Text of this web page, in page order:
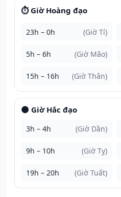
⏱️ Giờ Hoàng đạo
23h – 0h (Giờ Tí)
5h – 6h (Giờ Mão)
15h – 16h (Giờ Thân)
🌑 Giờ Hắc đạo
3h – 4h (Giờ Dần)
9h – 10h (Giờ Tỵ)
19h – 20h (Giờ Tuất)